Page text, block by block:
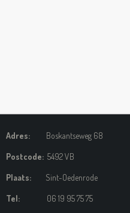
Adres: Boskantseweg 68
Postcode: 5492 VB
Plaats: Sint-Oedenrode
Tel: 06 19 95 75 75